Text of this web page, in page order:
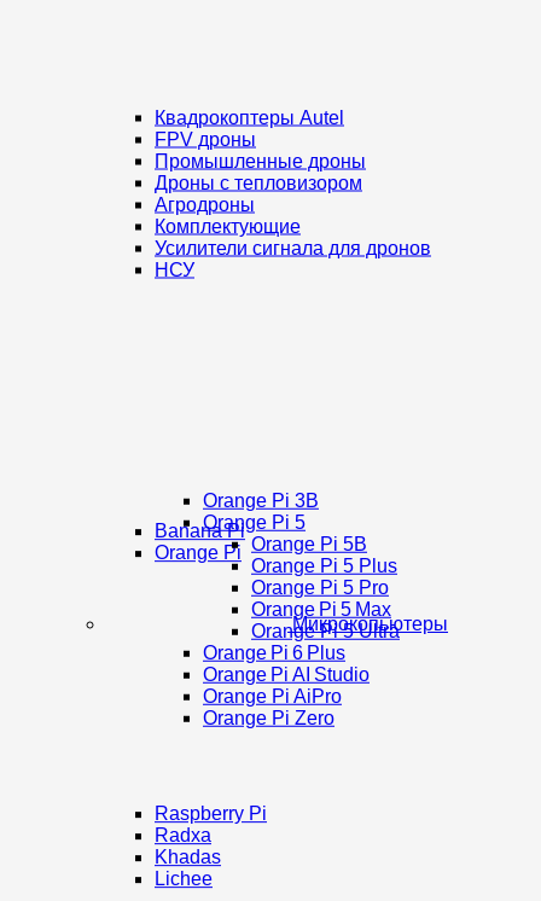
Квадрокоптеры Autel
FPV дроны
Промышленные дроны
Дроны с тепловизором
Агродроны
Комплектующие
Усилители сигнала для дронов
НСУ
Микрокопьютеры
Banana Pi
Orange Pi
Orange Pi 3B
Orange Pi 5
Orange Pi 5B
Orange Pi 5 Plus
Orange Pi 5 Pro
Orange Pi 5 Max
Orange Pi 5 Ultra
Orange Pi 6 Plus
Orange Pi AI Studio
Orange Pi AiPro
Orange Pi Zero
Raspberry Pi
Radxa
Khadas
Lichee